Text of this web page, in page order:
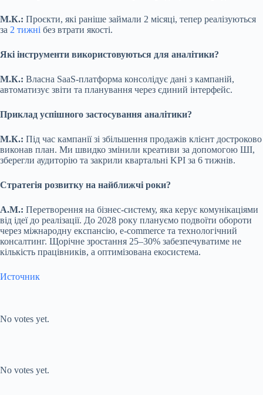
М.К.: Проєкти, які раніше займали 2 місяці, тепер реалізуються
за 2 тижні без втрати якості.
Які інструменти використовуються для аналітики?
М.К.: Власна SaaS-платформа консолідує дані з кампаній,
автоматизує звіти та планування через єдиний інтерфейс.
Приклад успішного застосування аналітики?
М.К.: Під час кампанії зі збільшення продажів клієнт достроково
виконав план. Ми швидко змінили креативи за допомогою ШІ,
зберегли аудиторію та закрили квартальні KPI за 6 тижнів.
Стратегія розвитку на найближчі роки?
А.М.: Перетворення на бізнес-систему, яка керує комунікаціями
від ідеї до реалізації. До 2028 року плануємо подвоїти обороти
через міжнародну експансію, e-commerce та технологічний
консалтинг. Щорічне зростання 25–30% забезпечуватиме не
кількість працівників, а оптимізована екосистема.
Источник
No votes yet.
No votes yet.